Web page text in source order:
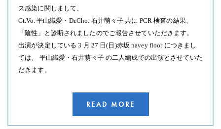
ス感染に関しまして、
Gt.Vo. 平山織愛・Dr.Cho. 石井萌々子 共に PCR 検査の結果、
「陰性」と診断されましたのでご報告させていただきます。
出演が決定している 3 月 27 日(日)赤坂 navey floor につきまし
ては、 平山織愛・石井萌々子 の二人編成での出演とさせていた
だきます。
READ MORE